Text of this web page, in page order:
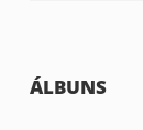
ÁLBUNS